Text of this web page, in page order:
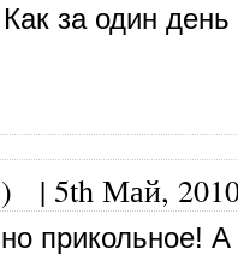
за один
| 5th Май,
прикольное! А